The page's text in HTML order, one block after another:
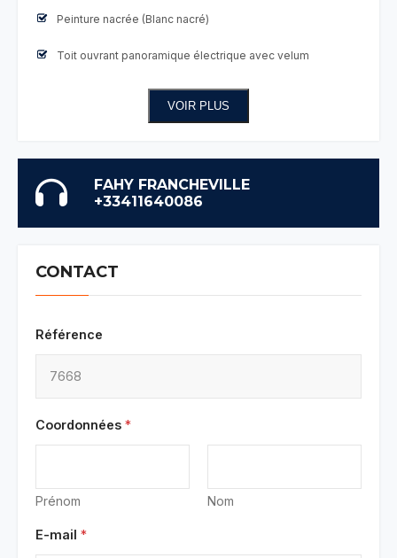
Peinture nacrée (Blanc nacré)
Toit ouvrant panoramique électrique avec velum
VOIR PLUS
FAHY FRANCHEVILLE
+33411640086
CONTACT
Référence
Coordonnées *
Prénom Nom
E-mail *